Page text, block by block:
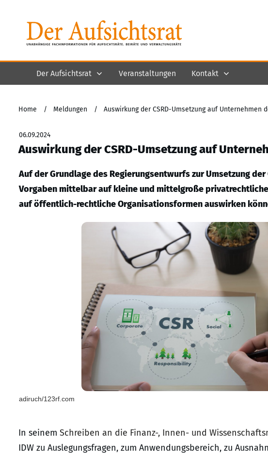
Der Aufsichtsrat Veranstaltungen Kontakt
Home / Meldungen / Auswirkung der CSRD-Umsetzung auf Unternehmen
06.09.2024
Auswirkung der CSRD-Umsetzung auf
Auf der Grundlage des Regierungsentwurfs zur Umsetzung der
Vorgaben mittelbar auf kleine und mittelgroße
auf öffentlich-rechtliche Organisationsformen auswirken
adiruch/123rf.com
In seinem Schreiben an die Finanz-, Innen- und
IDW zu Auslegungsfragen, zum Anwendungsbereich, zu